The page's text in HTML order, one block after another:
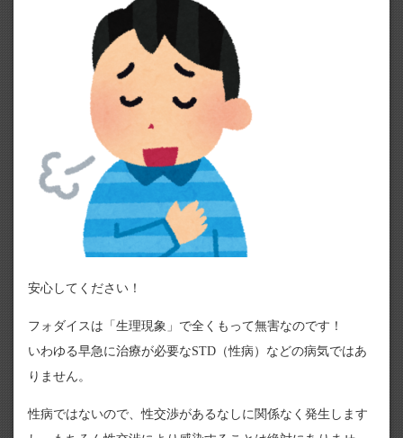
安心してください！
フォダイスは「生理現象」で全くもって無害なのです！
いわゆる早急に治療が必要なSTD（性病）などの病気ではあ
りません。
性病ではないので、性交渉があるなしに関係なく発生します